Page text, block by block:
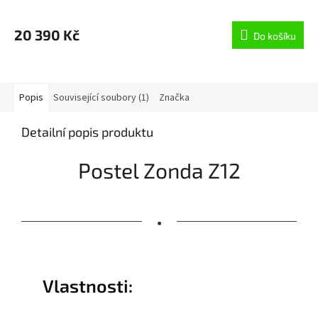
R
20 390 Kč Do košíku
Popis Související soubory (1) Značka
Detailní popis produktu
Postel Zonda Z12
•
Vlastnosti: